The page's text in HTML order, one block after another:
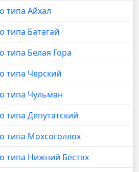
типа Айхал
типа Батагай
типа Белая Гора
типа Черский
типа Чульман
типа Депутатский
типа Мохсоголлох
типа Нижний Бестях